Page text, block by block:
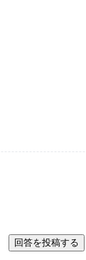
回答を投稿する